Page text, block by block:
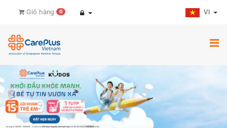
Giỏ hàng 0 VI